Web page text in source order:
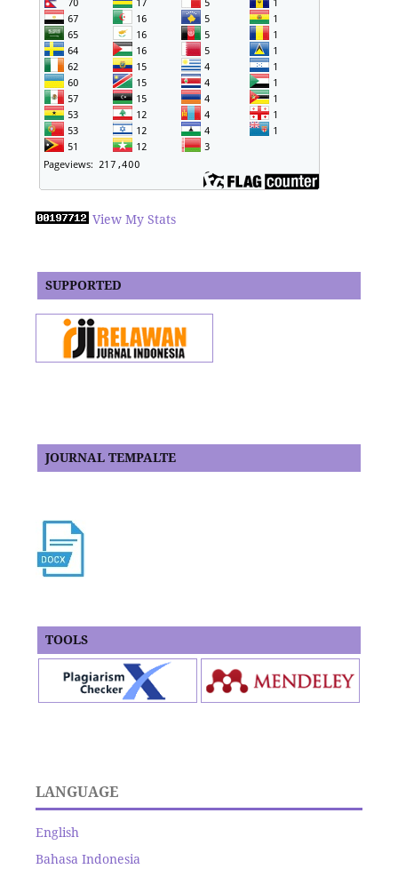
View My Stats
SUPPORTED
JOURNAL TEMPALTE
TOOLS
LANGUAGE
English
Bahasa Indonesia